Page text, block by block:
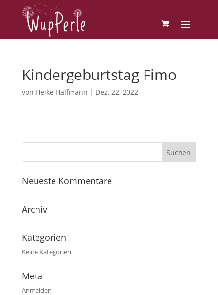
Kindergeburtstag Fimo
von Heike Halfmann | Dez. 22, 2022
Neueste Kommentare
Archiv
Kategorien
Keine Kategorien
Meta
Anmelden